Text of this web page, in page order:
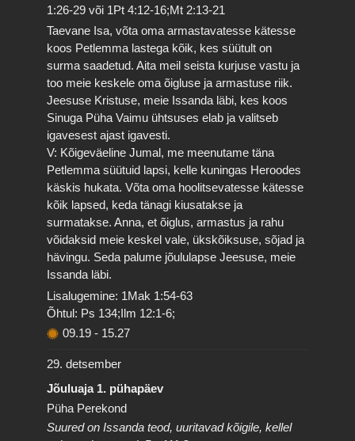
1:26-29 või 1Pt 4:12-16;Mt 2:13-21
Taevane Isa, võta oma armastavatesse kätesse
koos Petlemma lastega kõik, kes süütult on
surma saadetud. Aita meil seista kurjuse vastu ja
too meie keskele oma õigluse ja armastuse riik.
Jeesuse Kristuse, meie Issanda läbi, kes koos
Sinuga Püha Vaimu ühtsuses elab ja valitseb
igavesest ajast igavesti.
V: Kõigeväeline Jumal, me meenutame täna
Petlemma süütuid lapsi, kelle kuningas Heroodes
käskis hukata. Võta oma hoolitsevatesse kätesse
kõik lapsed, keda tänagi kiusatakse ja
surmatakse. Anna, et õiglus, armastus ja rahu
võidaksid meie keskel vale, ükskõiksuse, sõjad ja
hävingu. Seda palume jõululapse Jeesuse, meie
Issanda läbi.
Lisalugemine: 1Mak 1:54-63
Õhtul: Ps 134;Ilm 12:1-6;
09.19 - 15.27
29. detsember
Jõuluaja 1. pühapäev
Püha Perekond
Suured on Issanda teod, uuritavad kõigile, kellel